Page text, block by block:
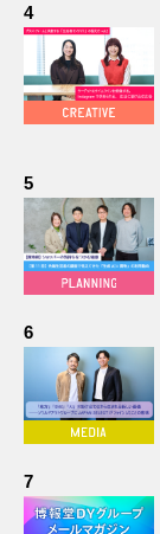
4
5
6
7